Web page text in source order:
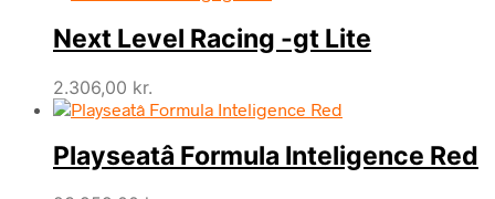
Next Level Racing -gt Lite
2.306,00 kr.
Playseatâ Formula Inteligence Red